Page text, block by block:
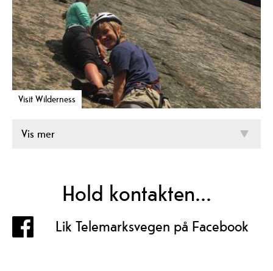
Visit Wilderness
Vis mer
Hold kontakten...
Lik Telemarksvegen på Facebook